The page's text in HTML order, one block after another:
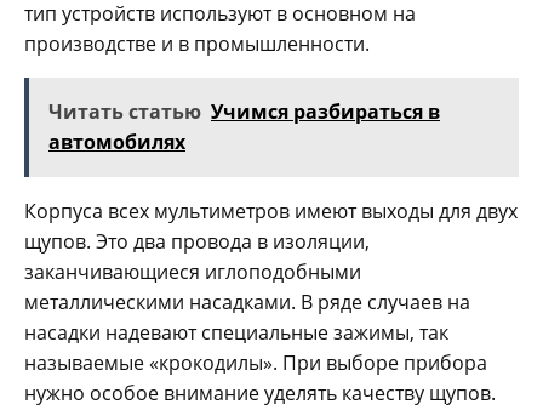
тип устройств используют в основном на
производстве и в промышленности.
Читать статью Учимся разбираться в
автомобилях
Корпуса всех мультиметров имеют выходы для двух
щупов. Это два провода в изоляции,
заканчивающиеся иглоподобными
металлическими насадками. В ряде случаев на
насадки надевают специальные зажимы, так
называемые «крокодилы». При выборе прибора
нужно особое внимание уделять качеству щупов.